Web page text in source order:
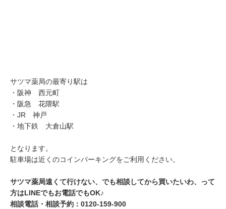
サツマ薬局の最寄り駅は
・阪神 西元町
・阪急 花隈駅
・JR 神戸
・地下鉄 大倉山駅
となります。
駐車場は近くのコインパーキングをご利用ください。
サツマ薬局遠くて行けない、でも相談してから買いたいわ、って
方はLINEでもお電話でもOK♪
相談電話・相談予約：0120-159-900